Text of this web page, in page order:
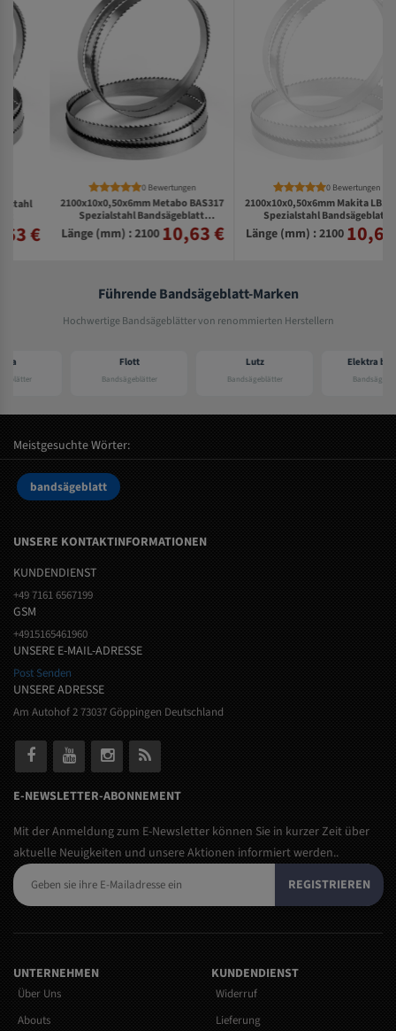
0 Bewertungen
2100x10x0,50x6mm Metabo BAS317
Spezialstahl Bandsägeblatt
zahnhart
Länge (mm) : 2100 10,63 €
0 Bewertungen
2100x10x0,50x6mm Makita LB1200F
Spezialstahl Bandsägeblatt
zahnhart
Länge (mm) : 2100 10,63 €
Führende Bandsägeblatt-Marken
Hochwertige Bandsägeblätter von renommierten Herstellern
Bandsägeblätter Bandsägeblätter
Elektra beckum
Bandsägeblätter
Meistgesuchte Wörter:
bandsägeblatt
UNSERE KONTAKTINFORMATIONEN
KUNDENDIENST
+49 7161 6567199
GSM
+4915165461960
UNSERE E-MAIL-ADRESSE
Post Senden
UNSERE ADRESSE
Am Autohof 2 73037 Göppingen Deutschland
E-NEWSLETTER-ABONNEMENT
Mit der Anmeldung zum E-Newsletter können Sie in kurzer Zeit über
aktuelle Neuigkeiten und unsere Aktionen informiert werden..
REGISTRIEREN
UNTERNEHMEN
Über Uns
Abouts
KUNDENDIENST
Widerruf
Lieferung